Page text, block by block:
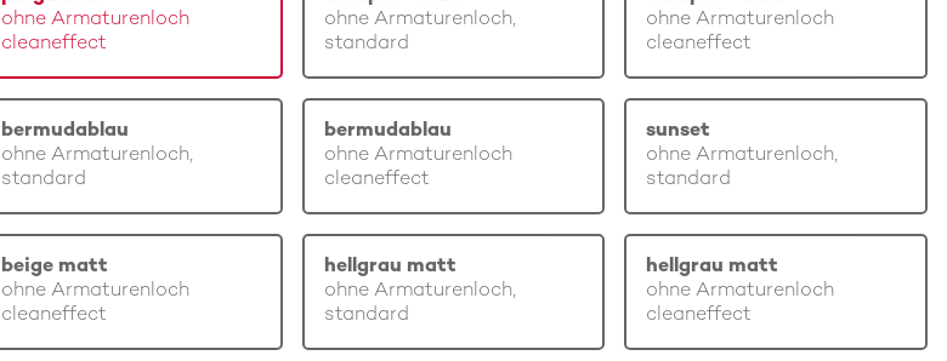
ohne Armaturenloch
cleaneffect
ohne Armaturenloch,
standard
ohne Armaturenloch
cleaneffect
bermudablau
ohne Armaturenloch,
standard
bermudablau
ohne Armaturenloch
cleaneffect
sunset
ohne Armaturenloch,
standard
beige matt
ohne Armaturenloch
cleaneffect
hellgrau matt
ohne Armaturenloch,
standard
hellgrau matt
ohne Armaturenloch
cleaneffect